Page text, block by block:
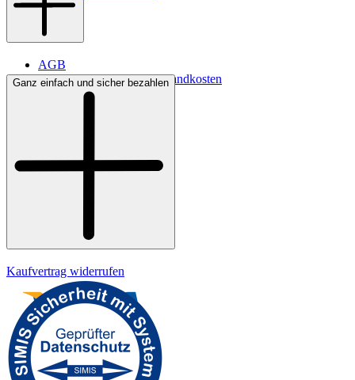
AGB
Lieferbedingungen & Versandkosten
Bezahlung
Ganz einfach und sicher bezahlen
Kaufvertrag widerrufen